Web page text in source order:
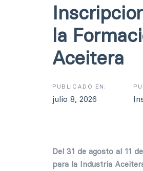
la
Aceitera
PUBLICADO EN:
julio 8, 2026
Del 31 de agosto al 11
para la Industria